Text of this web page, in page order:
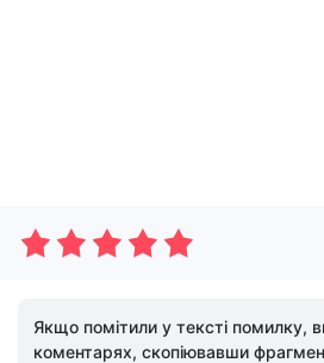
Якщо помітили у тексті помилку,
коментарях, скопіювавши